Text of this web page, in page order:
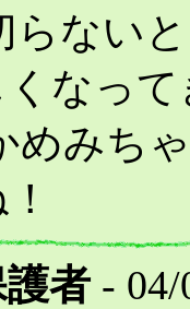
ない
なっ
めみち
者 - 04/